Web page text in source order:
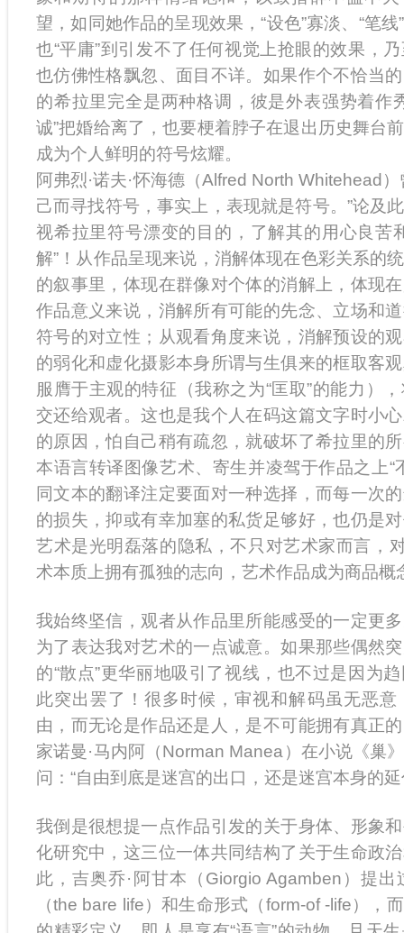
望，如同她作品的呈现效果，“设色”寡淡、“笔
也“平庸”到引发不了任何视觉上抢眼的效果，
也仿佛性格飘忽、面目不详。如果作个不恰当
的希拉里完全是两种格调，彼是外表强势着作
诚”把婚给离了，也要梗着脖子在退出历史舞台
成为个人鲜明的符号炫耀。
阿弗烈·诺夫·怀海德（Alfred North Whitehead
己而寻找符号，事实上，表现就是符号。”论及
视希拉里符号漂变的目的，了解其的用心良苦
解”！从作品呈现来说，消解体现在色彩关系的
的叙事里，体现在群像对个体的消解上，体现
作品意义来说，消解所有可能的先念、立场和
符号的对立性；从观看角度来说，消解预设的
的弱化和虚化摄影本身所谓与生俱来的框取客
服膺于主观的特征（我称之为“匡取”的能力）
交还给观者。这也是我个人在码这篇文字时小
的原因，怕自己稍有疏忽，就破坏了希拉里的
本语言转译图像艺术、寄生并凌驾于作品之上“
同文本的翻译注定要面对一种选择，而每一次
的损失，抑或有幸加塞的私货足够好，也仍是
艺术是光明磊落的隐私，不只对艺术家而言，
术本质上拥有孤独的志向，艺术作品成为商品概
我始终坚信，观者从作品里所能感受的一定更
为了表达我对艺术的一点诚意。如果那些偶然
的“散点”更华丽地吸引了视线，也不过是因为
此突出罢了！很多时候，审视和解码虽无恶
由，而无论是作品还是人，是不可能拥有真正
家诺曼·马内阿（Norman Manea）在小说《巢
问：“自由到底是迷宫的出口，还是迷宫本身的延
我倒是很想提一点作品引发的关于身体、形象
化研究中，这三位一体共同结构了关于生命政
此，吉奥乔·阿甘本（Giorgio Agamben）提
（the bare life）和生命形式（form-of -life），